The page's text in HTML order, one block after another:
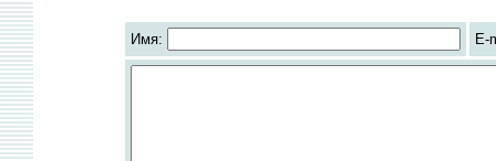
Имя: E-